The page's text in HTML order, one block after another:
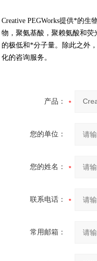
Creative PEGWorks提供*的
物，聚氨基酸，聚赖氨酸和荧
的极低和*分子量。除此之外
化的咨询服务。
产品：
您的单位：
您的姓名：
联系电话：
常用邮箱：